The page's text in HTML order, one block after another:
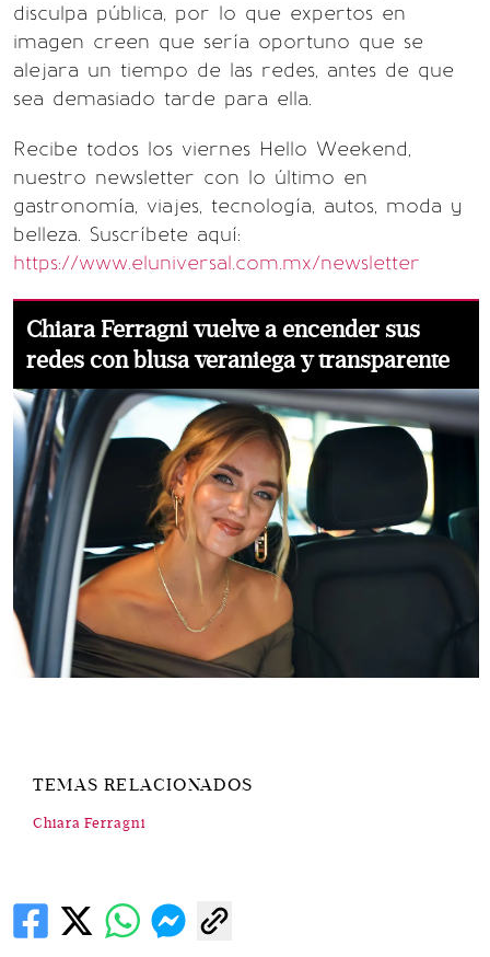
disculpa pública, por lo que expertos en
imagen creen que sería oportuno que se
alejara un tiempo de las redes, antes de que
sea demasiado tarde para ella.
Recibe todos los viernes Hello Weekend,
nuestro newsletter con lo último en
gastronomía, viajes, tecnología, autos, moda y
belleza. Suscríbete aquí:
https://www.eluniversal.com.mx/newsletter
Chiara Ferragni vuelve a encender sus
redes con blusa veraniega y transparente
TEMAS RELACIONADOS
Chiara Ferragni